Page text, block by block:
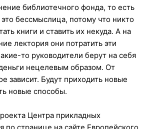
библиотечного фонда, то есть
это бессмыслица, потому что никто
книги и ставить их некуда. А на
лектория они потратить эти
то руководители берут на себя
нецелевым образом. От
зависит. Будут приходить новые
новые способы.
Центра прикладных
по странице на сайте Европейского